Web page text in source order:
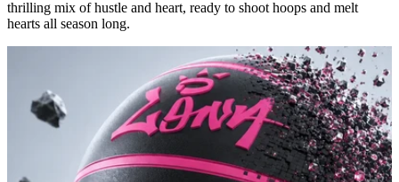
thrilling mix of hustle and heart, ready to shoot hoops and melt
hearts all season long.